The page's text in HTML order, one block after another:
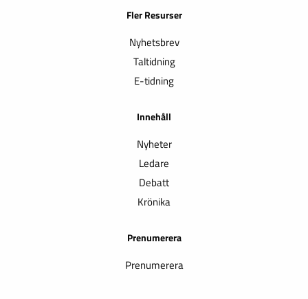
Fler Resurser
Nyhetsbrev
Taltidning
E-tidning
Innehåll
Nyheter
Ledare
Debatt
Krönika
Prenumerera
Prenumerera